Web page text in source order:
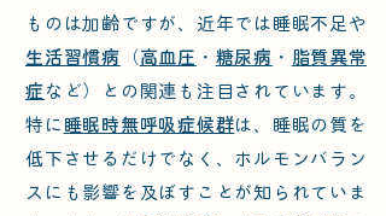
ものは加齢ですが、近年では睡眠不足や
生活習慣病
（ 高血圧 ・ 糖尿病 ・ 脂質異常
症 など）との関連も注目されています。
特に 睡眠時無呼吸症候群は、睡眠の質を
低下させるだけでなく、ホルモンバラン
スにも影響を及ぼすことが知られていま